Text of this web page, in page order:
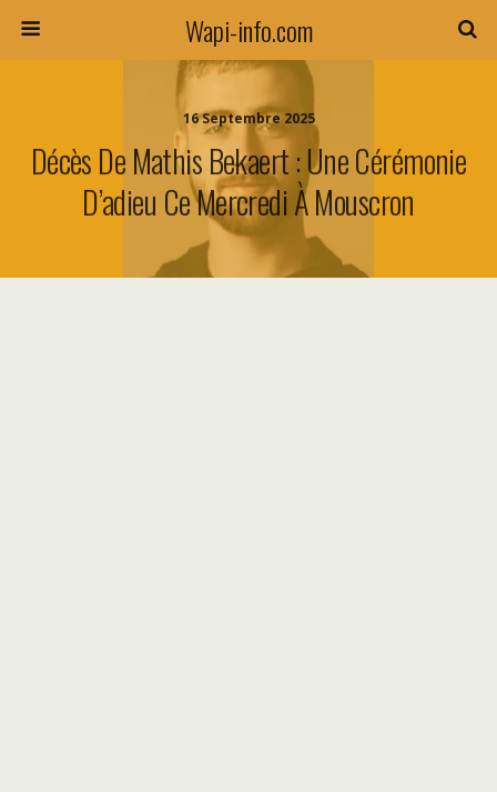
Wapi-info.com
16 Septembre 2025
Décès De Mathis Bekaert : Une Cérémonie
D’adieu Ce Mercredi À Mouscron